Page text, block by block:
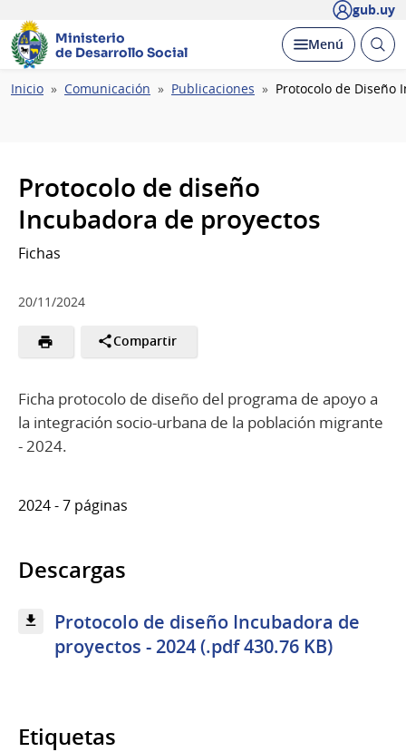
gub.uy
Ministerio
de Desarrollo Social
Desplegar
Menú Abrir
Ruta
Inicio Comunicación Publicaciones Protocolo de Diseño
Protocolo de diseño
Incubadora de proyectos
Fichas
20/11/2024
Compartir
Ficha protocolo de diseño del programa de apoyo a
la integración socio-urbana de la población migrante
- 2024.
2024 - 7 páginas
Descargas
Protocolo de diseño Incubadora de
proyectos - 2024 (.pdf 430.76 KB)
Etiquetas